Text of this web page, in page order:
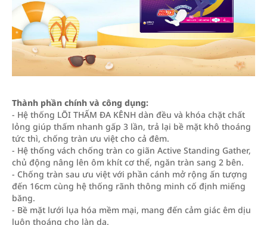
Thành phần chính và công dụng:
- Hệ thống LÕI THẤM ĐA KÊNH dàn đều và khóa chặt chất
lỏng giúp thấm nhanh gấp 3 lần, trả lại bề mặt khô thoáng
tức thì, chống tràn ưu việt cho cả đêm.
- Hệ thống vách chống tràn co giãn Active Standing Gather,
chủ động nâng lên ôm khít cơ thể, ngăn tràn sang 2 bên.
- Chống tràn sau ưu việt với phần cánh mở rộng ấn tượng
đến 16cm cùng hệ thống rãnh thông minh cố định miếng
băng.
- Bề mặt lưới lụa hóa mềm mại, mang đến cảm giác êm dịu
luôn thoáng cho làn da.